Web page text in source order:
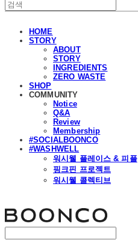
HOME
STORY
ABOUT
STORY
INGREDIENTS
ZERO WASTE
SHOP
COMMUNITY
Notice
Q&A
Review
Membership
#SOCIALBOONCO
#WASHWELL
워시웰 플레이스 & 피플
핑크핀 프로젝트
워시웰 콜렉티브